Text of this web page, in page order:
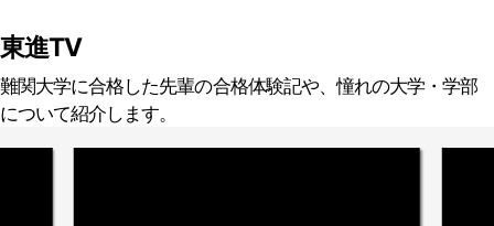
剣に受験勉強できるような環境づくりをし
ていきます。よろしくお願いします！
東進TV
難関大学に合格した先輩の合格体験記や、憧れの大学・学部
について紹介します。